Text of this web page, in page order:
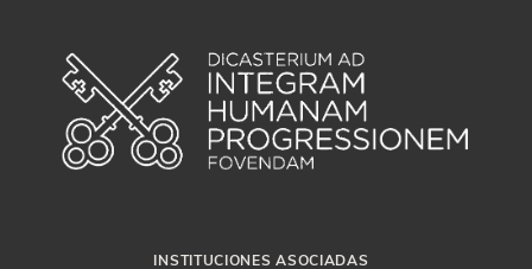
INSTITUCIONES ASOCIADAS